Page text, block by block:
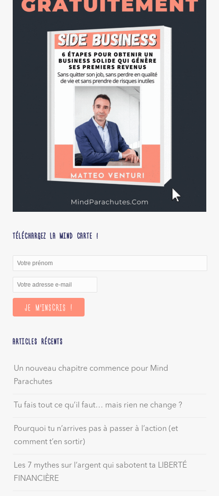
TÉLÉCHARGEZ LA MIND CARTE !
ARTICLES RÉCENTS
Un nouveau chapitre commence pour Mind
Parachutes
Tu fais tout ce qu’il faut… mais rien ne change ?
Pourquoi tu n’arrives pas à passer à l’action (et
comment t’en sortir)
Les 7 mythes sur l’argent qui sabotent ta LIBERTÉ
FINANCIÈRE